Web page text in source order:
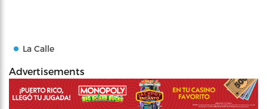
La Calle
Advertisements